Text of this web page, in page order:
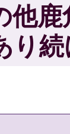
他鹿
り